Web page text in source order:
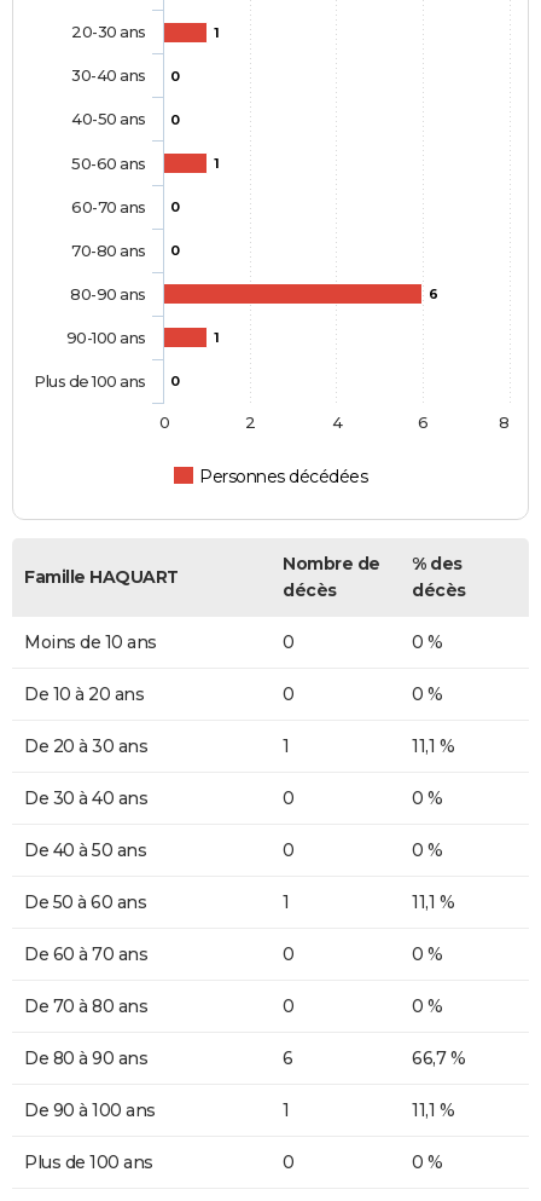
1
0
0
1
0
0
6
1
0
Personnes décédées
20-30 ans
30-40 ans
40-50 ans
50-60 ans
60-70 ans
70-80 ans
80-90 ans
90-100 ans
Plus de 100 ans
0 2 4 6 8
Famille HAQUART
Nombre de
décès
% des
décès
Moins de 10 ans 0 0 %
De 10 à 20 ans 0 0 %
De 20 à 30 ans 1 11,1 %
De 30 à 40 ans 0 0 %
De 40 à 50 ans 0 0 %
De 50 à 60 ans 1 11,1 %
De 60 à 70 ans 0 0 %
De 70 à 80 ans 0 0 %
De 80 à 90 ans 6 66,7 %
De 90 à 100 ans 1 11,1 %
Plus de 100 ans 0 0 %